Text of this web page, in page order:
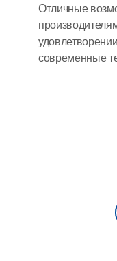
Отличные
современные